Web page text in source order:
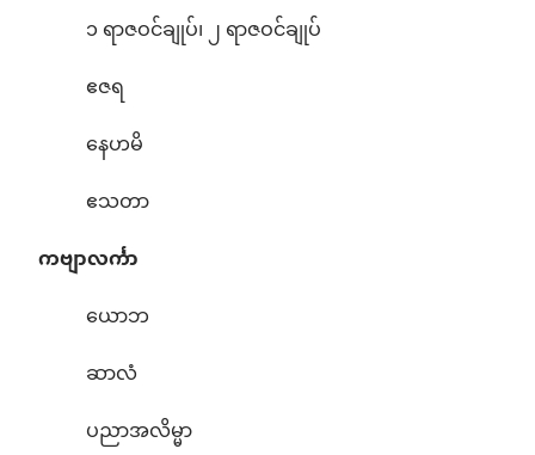
၁ ရာဇဝင်ချုပ်၊ ၂ ရာဇဝင်ချုပ်
ဧဇရ
နေဟမိ
ဧသတာ
ကဗျာလင်္ကာ
ယောဘ
ဆာလံ
ပညာအလိမ္မာ